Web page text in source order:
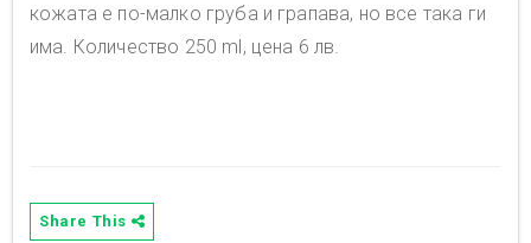
кожата е по-малко груба и грапава, но все така ги
има. Количество 250 ml, цена 6 лв.
Share This